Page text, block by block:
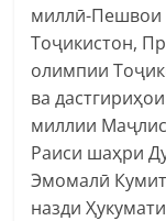
миллӣ-Пешвои
Тоҷикистон,
олимпии
ва
миллии
Раиси шаҳри
Эмомалӣ
назди